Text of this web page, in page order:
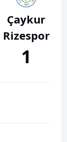
Çaykur
Rizespor
1